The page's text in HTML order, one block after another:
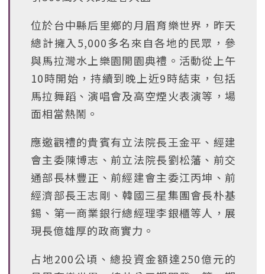
位於台中縣后里鄉的月眉育樂世界，昨天
總計擁入5,000多名來自各地的民眾，參
與馬拉灣水上樂園開園典禮。活動從上午
10時開始，持續到晚上近9時結束，包括
馬拉舞蹈、演唱會及高空煙火表演等，場
面相當熱鬧。
應邀觀禮的貴賓有立法院長王金平、經建
會主委陳博志、前立法院長劉松藩、前交
通部長林豐正、前經建會主委江丙坤、前
經濟部長王志剛、韓國三星集團會長朴基
錫、第一商業銀行總經理李銀櫃等人，展
現長億雄厚的政商實力。
占地200公頃、總投資金額達250億元的